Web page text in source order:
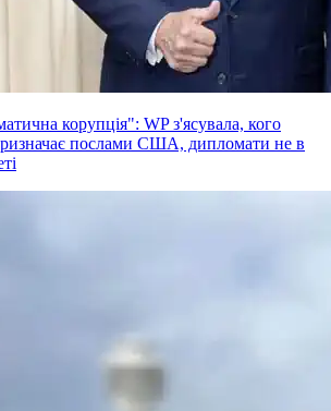
корупція": WP з'ясувала, кого
послами США, дипломати не в